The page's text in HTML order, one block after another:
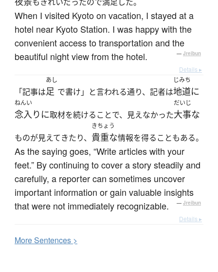
When I visited Kyoto on vacation, I stayed at a
hotel near Kyoto Station. I was happy with the
convenient access to transportation and the
beautiful night view from the hotel.
— Jreibun
Details ▸
「記事は
あし
足 で書け」と言われる通り、記者は
じみち
地道に
ねんい
念入りに取材を続けることで、見えなかった
だいじ
大事な
ものが見えてきたり、
きちょう
貴重な情報を得ることもある。
As the saying goes, “Write articles with your
feet.” By continuing to cover a story steadily and
carefully, a reporter can sometimes uncover
important information or gain valuable insights
that were not immediately recognizable.
— Jreibun
Details ▸
MoreSentences >